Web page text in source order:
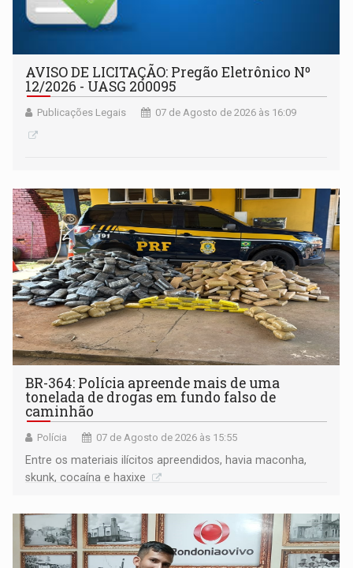
AVISO DE LICITAÇÃO: Pregão Eletrônico Nº
12/2026 - UASG 200095
Publicações Legais 07 de Agosto de 2026 às 16:09
BR-364: Polícia apreende mais de uma
tonelada de drogas em fundo falso de
caminhão
Polícia 07 de Agosto de 2026 às 15:55
Entre os materiais ilícitos apreendidos, havia maconha,
skunk, cocaína e haxixe